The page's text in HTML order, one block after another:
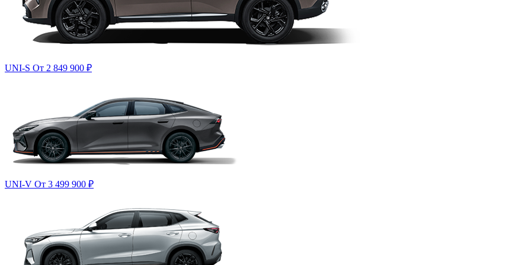
UNI-S От 2 849 900 ₽
UNI-V От 3 499 900 ₽